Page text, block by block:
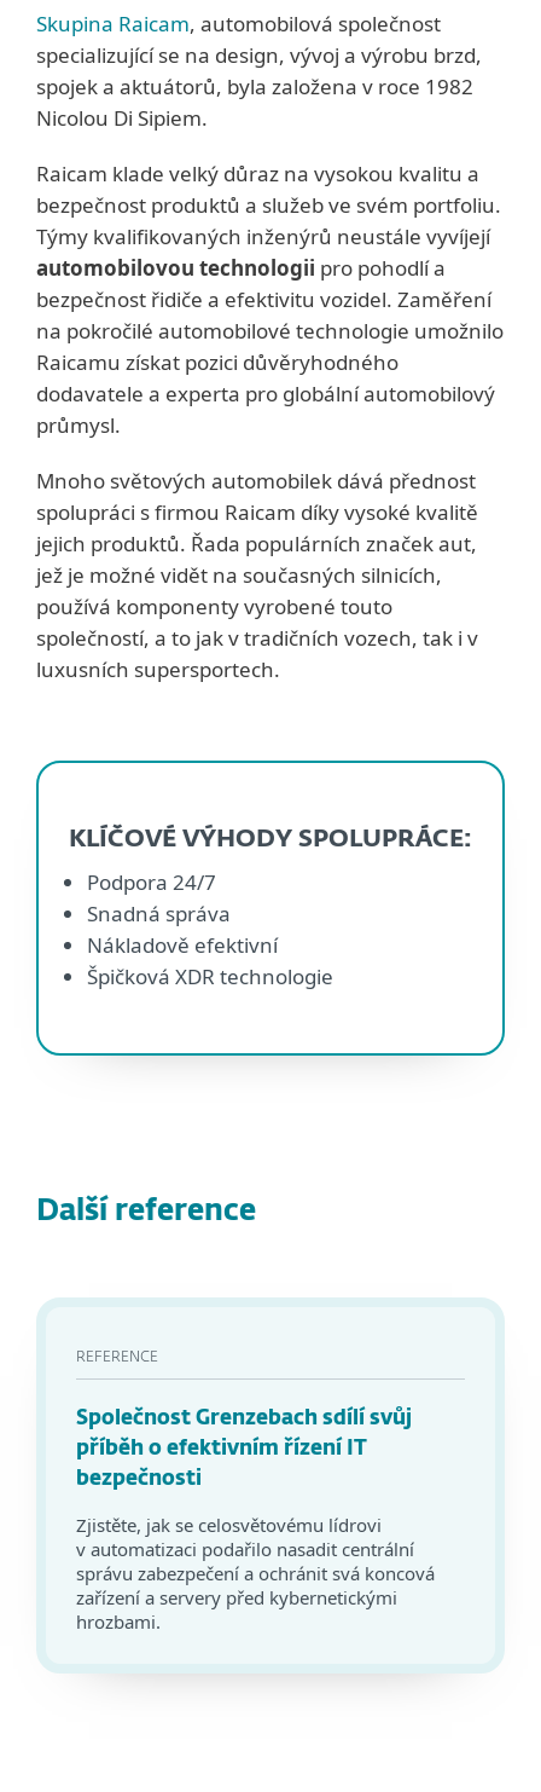
Skupina Raicam, automobilová společnost
specializující se na design, vývoj a výrobu brzd,
spojek a aktuátorů, byla založena v roce 1982
Nicolou Di Sipiem.
Raicam klade velký důraz na vysokou kvalitu a
bezpečnost produktů a služeb ve svém portfoliu.
Týmy kvalifikovaných inženýrů neustále vyvíjejí
automobilovou technologii pro pohodlí a
bezpečnost řidiče a efektivitu vozidel. Zaměření
na pokročilé automobilové technologie umožnilo
Raicamu získat pozici důvěryhodného
dodavatele a experta pro globální automobilový
průmysl.
Mnoho světových automobilek dává přednost
spolupráci s firmou Raicam díky vysoké kvalitě
jejich produktů. Řada populárních značek aut,
jež je možné vidět na současných silnicích,
používá komponenty vyrobené touto
společností, a to jak v tradičních vozech, tak i v
luxusních supersportech.
KLÍČOVÉ VÝHODY SPOLUPRÁCE:
Podpora 24/7
Snadná správa
Nákladově efektivní
Špičková XDR technologie
Další reference
REFERENCE
Společnost Grenzebach sdílí svůj
příběh o efektivním řízení IT
bezpečnosti
Zjistěte, jak se celosvětovému lídrovi
v automatizaci podařilo nasadit centrální
správu zabezpečení a ochránit svá koncová
zařízení a servery před kybernetickými
hrozbami.